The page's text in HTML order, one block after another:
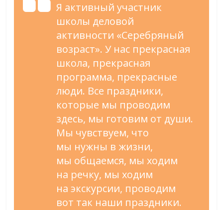
Я активный участник
школы деловой
активности «Серебряный
возраст». У нас прекрасная
школа, прекрасная
программа, прекрасные
люди. Все праздники,
которые мы проводим
здесь, мы готовим от души.
Мы чувствуем, что
мы нужны в жизни,
мы общаемся, мы ходим
на речку, мы ходим
на экскурсии, проводим
вот так наши праздники.